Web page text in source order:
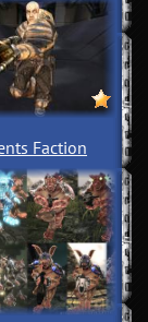
Faction